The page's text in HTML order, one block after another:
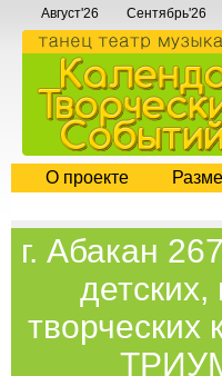
Август'26 Сентябрь'26
О проекте
г. Абакан